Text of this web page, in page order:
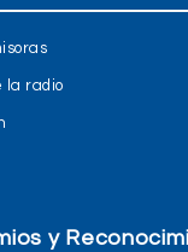
la radio
y